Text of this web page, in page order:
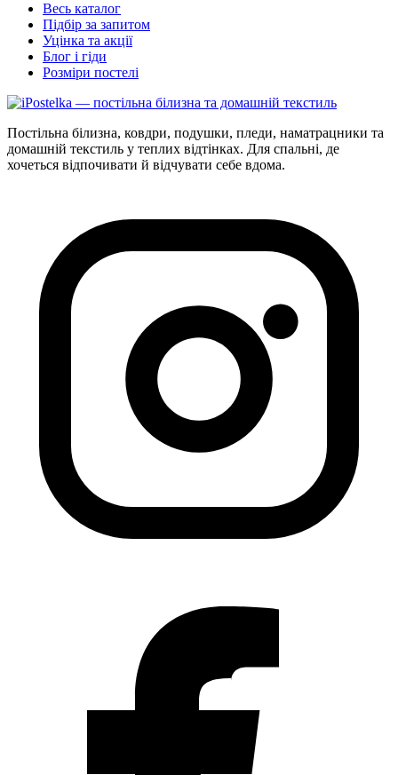
Весь каталог
Підбір за запитом
Уцінка та акції
Блог і гіди
Розміри постелі
Постільна білизна, ковдри, подушки, пледи, наматрацники та
домашній текстиль у теплих відтінках. Для спальні, де
хочеться відпочивати й відчувати себе вдома.